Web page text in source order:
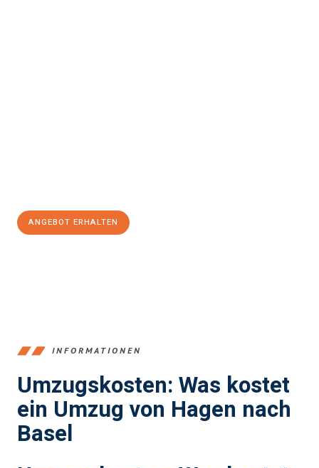
ANGEBOT ERHALTEN
INFORMATIONEN
Umzugskosten: Was kostet
ein Umzug von Hagen nach
Basel